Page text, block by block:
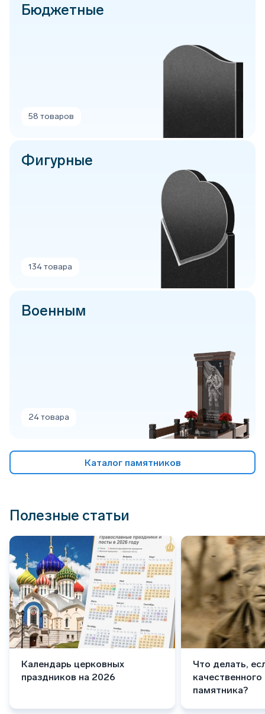
Бюджетные
58 товаров
Фигурные
134 товара
Военным
24 товара
Каталог памятников
Полезные статьи
Календарь церковных
праздников на 2026
Что делать,
памятника?